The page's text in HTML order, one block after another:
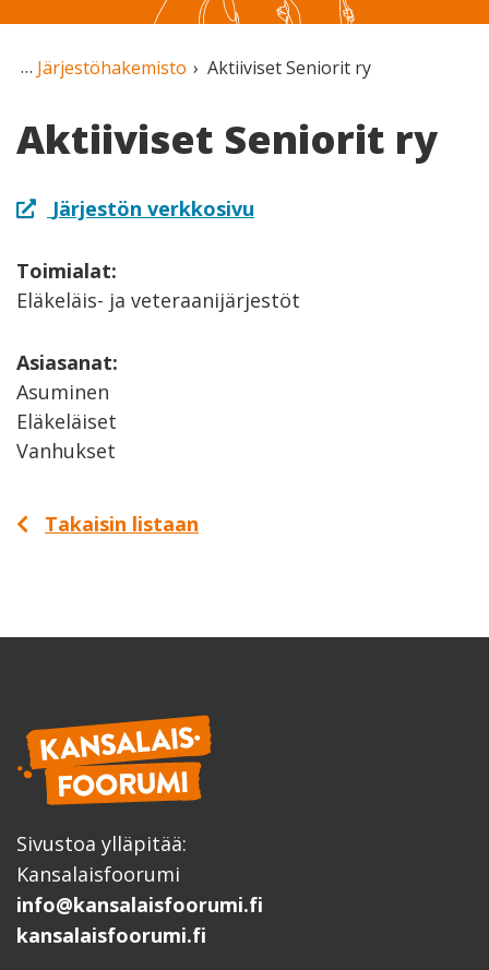
Järjestöhakemisto Aktiiviset Seniorit ry
Aktiiviset Seniorit ry
Järjestön verkkosivu
Toimialat:
Eläkeläis- ja veteraanijärjestöt
Asiasanat:
Asuminen
Eläkeläiset
Vanhukset
Takaisin listaan
Sivustoa ylläpitää:
Kansalaisfoorumi
info@kansalaisfoorumi.fi
kansalaisfoorumi.fi